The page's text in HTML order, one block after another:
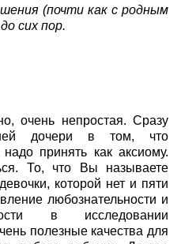
(почти как с родным
сих пор.
очень непростая. Сразу
дочери в том, что
принять как аксиому.
То, что Вы называете
которой нет и пяти
любознательности и
в исследовании
полезные качества для